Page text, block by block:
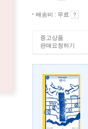
배송비 : 무료
중고상품
판매요청하기